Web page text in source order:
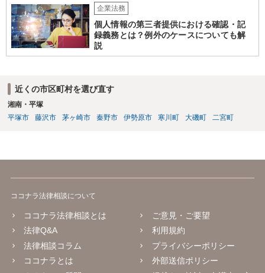
企業法務
個人情報の第三者提供における確認・記
録義務とは？例外のケースについても解
説
近くの市区町村を選び直す
湘南・平塚
平塚市
藤沢市 茅ヶ崎市 秦野市 伊勢原市 寒川町 大磯町 二宮町
ココナラ法律相談について
ココナラ法律相談とは
法律Q&A
法律相談コラム
ココナラとは
ご意見・ご要望
利用規約
プライバシーポリシー
外部送信ポリシー